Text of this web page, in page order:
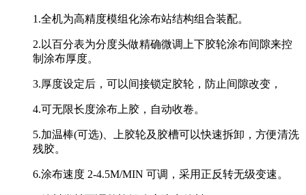
1.全机为高精度模组化涂布站结构组合装配。
2.以百分表为分度头做精确微调上下胶轮涂布间隙来控
制涂布厚度。
3.厚度设定后，可以间接锁定胶轮，防止间隙改变，
4.可无限长度涂布上胶，自动收卷。
5.加温棒(可选)、上胶轮及胶槽可以快速拆卸，方便清洗
残胶。
6.涂布速度 2-4.5M/MIN 可调，采用正反转无级变速。